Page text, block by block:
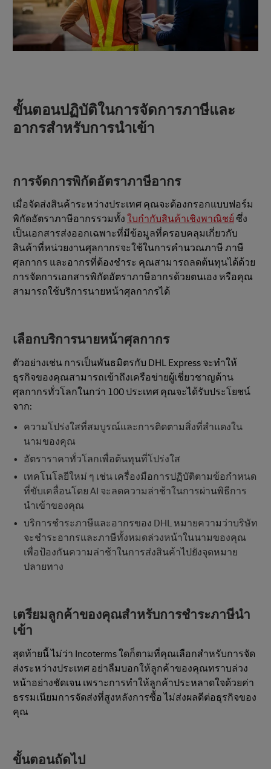
ขั้นตอนปฏิบัติในการจัดการภาษีและ
อากรสำหรับการนำเข้า
การจัดการพิกัดอัตราภาษีอากร
เมื่อจัดส่งสินค้าระหว่างประเทศ คุณจะต้องกรอกแบบฟอร์ม
พิกัดอัตราภาษีอากรรวมทั้ง ใบกำกับสินค้าเชิงพาณิชย์ ซึ่ง
เป็นเอกสารส่งออกเฉพาะที่มีข้อมูลที่ครอบคลุมเกี่ยวกับ
สินค้าที่หน่วยงานศุลกากรจะใช้ในการคำนวณภาษี ภาษี
ศุลกากร และอากรที่ต้องชำระ คุณสามารถลดต้นทุนได้ด้วย
การจัดการเอกสารพิกัดอัตราภาษีอากรด้วยตนเอง หรือคุณ
สามารถใช้บริการนายหน้าศุลกากรได้
เลือกบริการนายหน้าศุลกากร
ตัวอย่างเช่น การเป็นพันธมิตรกับ DHL Express จะทำให้
ธุรกิจของคุณสามารถเข้าถึงเครือข่ายผู้เชี่ยวชาญด้าน
ศุลกากรทั่วโลกในกว่า 100 ประเทศ คุณจะได้รับประโยชน์
จาก:
ความโปร่งใสที่สมบูรณ์และการติดตามสิ่งที่สำแดงใน
นามของคุณ
อัตราราคาทั่วโลกเพื่อต้นทุนที่โปร่งใส
เทคโนโลยีใหม่ ๆ เช่น เครื่องมือการปฏิบัติตามข้อกำหนด
ที่ขับเคลื่อนโดย AI จะลดความล่าช้าในการผ่านพิธีการ
นำเข้าของคุณ
บริการชำระภาษีและอากรของ DHL หมายความว่าบริษัท
จะชำระอากรและภาษีทั้งหมดล่วงหน้าในนามของคุณ
เพื่อป้องกันความล่าช้าในการส่งสินค้าไปยังจุดหมาย
ปลายทาง
เตรียมลูกค้าของคุณสำหรับการชำระภาษีนำ
เข้า
สุดท้ายนี้ ไม่ว่า Incoterms ใดก็ตามที่คุณเลือกสำหรับการจัด
ส่งระหว่างประเทศ อย่าลืมบอกให้ลูกค้าของคุณทราบล่วง
หน้าอย่างชัดเจน เพราะการทำให้ลูกค้าประหลาดใจด้วยค่า
ธรรมเนียมการจัดส่งที่สูงหลังการซื้อ ไม่ส่งผลดีต่อธุรกิจของ
คุณ
ขั้นตอนถัดไป